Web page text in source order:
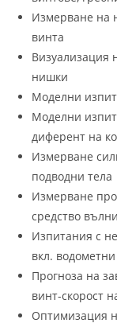
Измерване на
винта
Визуализация
нишки
Моделни
Моделни
диферент на
Измерване
подводни тела
Измерване
средство вълни
Изпитания с
вкл.
Прогноза на
винт-скорост
Оптимизация